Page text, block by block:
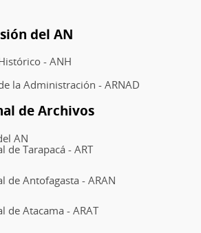
del AN
- ANH
la Administración - ARNAD
de Archivos
AN
de Tarapacá - ART
de Antofagasta - ARAN
de Atacama - ARAT